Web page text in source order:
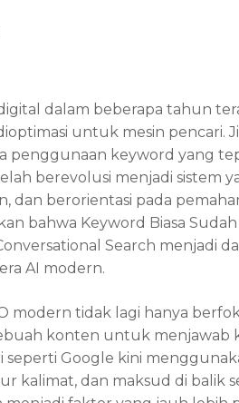
dalam beberapa tahun
untuk mesin pencari.
penggunaan keyword yang
berevolusi menjadi sistem
dan berorientasi pada
bahwa Keyword Biasa
Search menjadi
AI modern.
modern tidak lagi hanya
konten untuk menjawab
seperti Google kini
kalimat, dan maksud di balik